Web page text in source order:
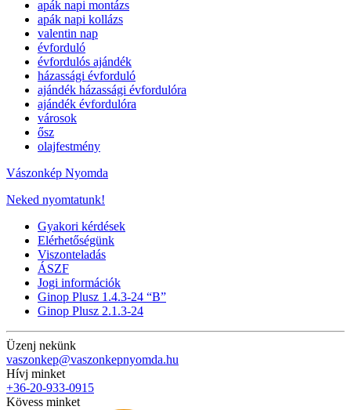
apák napi montázs
apák napi kollázs
valentin nap
évforduló
évfordulós ajándék
házassági évforduló
ajándék házassági évfordulóra
ajándék évfordulóra
városok
ősz
olajfestmény
Vászonkép Nyomda
Neked nyomtatunk!
Gyakori kérdések
Elérhetőségünk
Viszonteladás
ÁSZF
Jogi információk
Ginop Plusz 1.4.3-24 “B”
Ginop Plusz 2.1.3-24
Üzenj nekünk
vaszonkep@vaszonkepnyomda.hu
Hívj minket
+36-20-933-0915
Kövess minket